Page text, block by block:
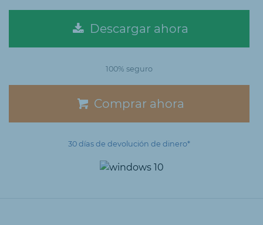
Descargar ahora
100% seguro
Comprar ahora
30 días de devolución de dinero*